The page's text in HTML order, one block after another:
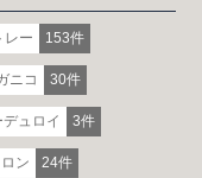
レー 153件
ニコ 30件
デュロイ 3件
ン 24件